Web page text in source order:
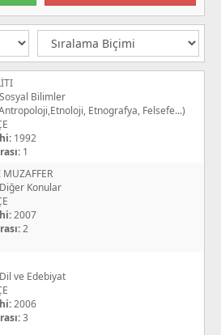
Sosyal Bilimler
Etnografya, Felsefe...)
1992
1
Diğer Konular
2007
2
Dil ve Edebiyat
2006
3